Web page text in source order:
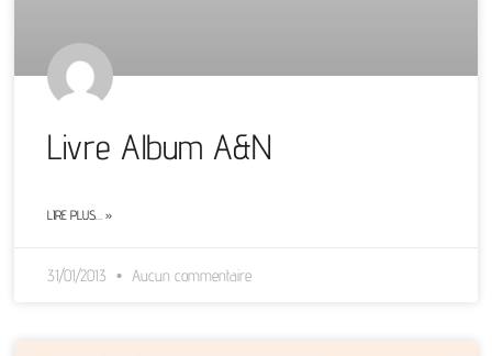
Livre Album A&N
LIRE PLUS… »
31/01/2013 Aucun commentaire